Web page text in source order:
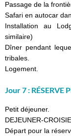
Passage de la
Safari en autocar
Installation au
similaire)
Dîner pendant
tribales.
Logement.
Jour 7 : RÉSERVE
Petit déjeuner.
DEJEUNER-
Départ pour la